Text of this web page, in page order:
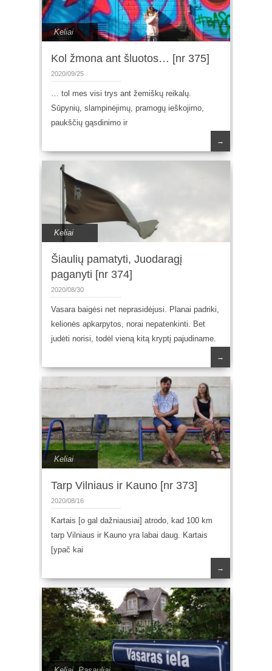
Keliai
Kol žmona ant šluotos… [nr 375]
2020/09/25
… tol mes visi trys ant žemiškų reikalų.
Sūpynių, slampinėjimų, pramogų ieškojimo,
paukščių gąsdinimo ir
→
Keliai
Šiaulių pamatyti, Juodaragį
paganyti [nr 374]
2020/08/30
Vasara baigėsi net neprasidėjusi. Planai padriki,
kelionės apkarpytos, norai nepatenkinti. Bet
judėti norisi, todėl vieną kitą kryptį pajudiname.
→
Keliai
Tarp Vilniaus ir Kauno [nr 373]
2020/08/16
Kartais [o gal dažniausiai] atrodo, kad 100 km
tarp Vilniaus ir Kauno yra labai daug. Kartais
[ypač kai
→